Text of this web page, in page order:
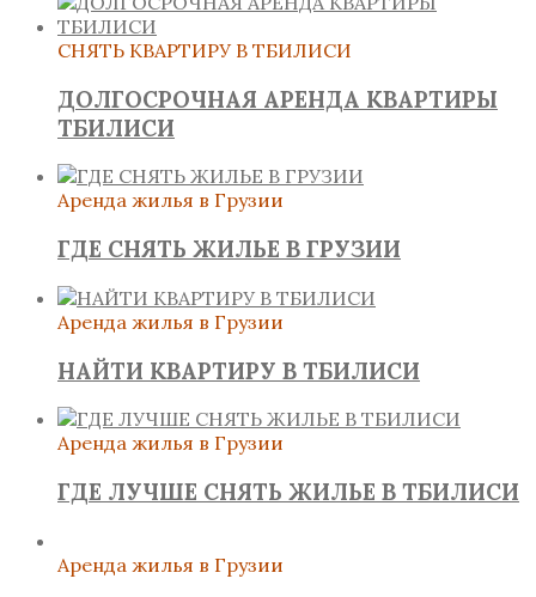
СНЯТЬ КВАРТИРУ В ТБИЛИСИ
ДОЛГОСРОЧНАЯ АРЕНДА КВАРТИРЫ
ТБИЛИСИ
Аренда жилья в Грузии
ГДЕ СНЯТЬ ЖИЛЬЕ В ГРУЗИИ
Аренда жилья в Грузии
НАЙТИ КВАРТИРУ В ТБИЛИСИ
Аренда жилья в Грузии
ГДЕ ЛУЧШЕ СНЯТЬ ЖИЛЬЕ В ТБИЛИСИ
Аренда жилья в Грузии